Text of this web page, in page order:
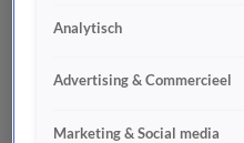
Analytisch
Advertising & Commercieel
Marketing & Social media